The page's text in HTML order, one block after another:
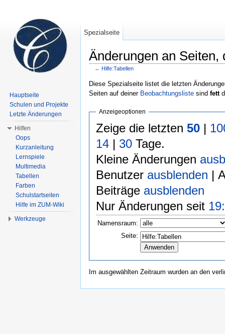
Änderungen an Seiten,
← Hilfe:Tabellen
Diese Spezialseite listet die letzten
Seiten auf deiner Beobachtungsliste sind fett
Anzeigeoptionen
Zeige die letzten 50|
14| 30Tage.
Kleine Änderungen
Benutzer ausblenden |
Beiträge ausblenden
Nur Änderungen seit
Namensraum:
Seite:
Im ausgewählten Zeitraum wurden an den
Spezialseite
Hauptseite
Schulen und Projekte
Letzte Änderungen
Hilfen
Oops
Kurzanleitung
Lernspiele
Multimedia
Tabellen
Farben
Schulstartseiten
Hilfe im ZUM-Wiki
Werkzeuge